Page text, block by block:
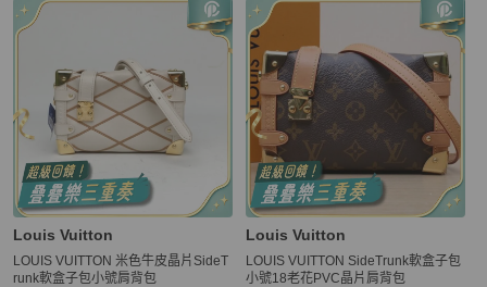
Louis Vuitton
LOUIS VUITTON 米色牛皮晶片SideT
runk軟盒子包小號肩背包
Louis Vuitton
LOUIS VUITTON SideTrunk軟盒子包
小號18老花PVC晶片肩背包